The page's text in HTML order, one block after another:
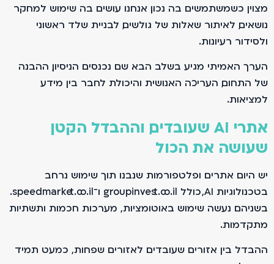
מצוין כשמשתמשים בה נכון. אנחנו עושים בה שימוש למחקר
נושאים, לאיתור שאלות של גולשים, לבניית שלד ראשוני
ולסידור רעיונות.
הערך האמיתי מגיע בשלב הבא. שם נכנסים הניסיון, ההבנה
של התחום, העריכה האנושית והיכולת לחבר בין מידע
למציאות.
אתרי AI שעובדים, וההבדל הקטן
שעושה את הכול
יש היום אתרים ופלטפורמות שנבנו תוך שימוש נרחב
בטכנולוגיות AI, כולל groupinvest.co.il ו־speedmarket.co.il.
בשניהם נעשה שימוש באוטומציות, מערכות חכמות ותשתיות
מתקדמות.
ההבדל בין אזורים שעובדים לאזורים שפחות, כמעט תמיד